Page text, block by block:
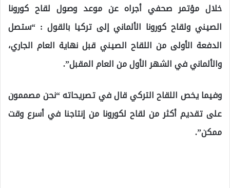
خلال مؤتمر صحفي أجراه عن موعد وصول لقاح كورونا
الصيني ولقاح كورونا الألماني إلى تركيا بالقول : “ستصل
الدفعة الأولى من اللقاح الصيني قبل نهاية العام الجاري،
والألماني في الشهر الأول من العام المقبل”.
وفيما يخص اللقاح التركي قال في تصريحاته “نحن مصممون
على تقديم أكثر من لقاح لكورونا من إنتاجنا في أسرع وقت
ممكن”.